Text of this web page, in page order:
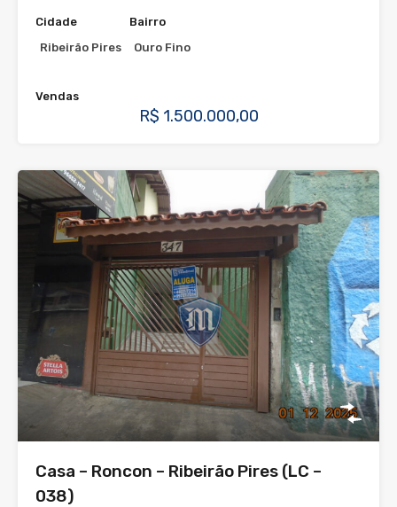
Cidade
Ribeirão Pires
Bairro
Ouro Fino
Vendas
R$ 1.500.000,00
Casa – Roncon – Ribeirão Pires (LC –
038)